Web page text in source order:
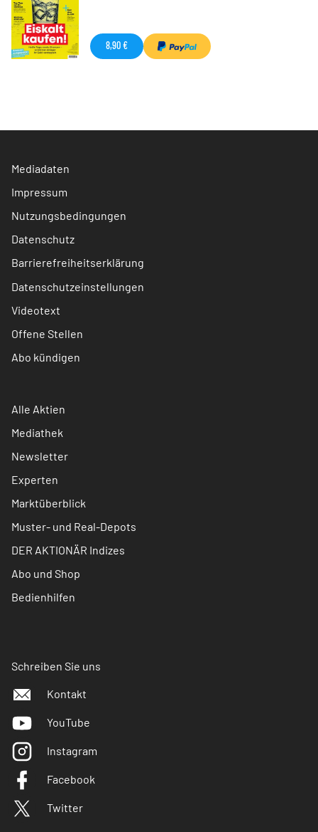
8,90 €
Mediadaten
Impressum
Nutzungsbedingungen
Datenschutz
Barrierefreiheitserklärung
Datenschutzeinstellungen
Videotext
Offene Stellen
Abo kündigen
Alle Aktien
Mediathek
Newsletter
Experten
Marktüberblick
Muster- und Real-Depots
DER AKTIONÄR Indizes
Abo und Shop
Bedienhilfen
Schreiben Sie uns
Kontakt
YouTube
Instagram
Facebook
Twitter